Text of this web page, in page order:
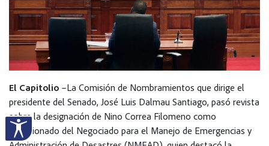
El Capitolio –La Comisión de Nombramientos que dirige el
presidente del Senado, José Luis Dalmau Santiago, pasó revista
sobre la designación de Nino Correa Filomeno como
comisionado del Negociado para el Manejo de Emergencias y